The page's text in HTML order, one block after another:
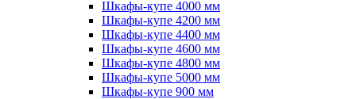
Шкафы-купе 4000 мм
Шкафы-купе 4200 мм
Шкафы-купе 4400 мм
Шкафы-купе 4600 мм
Шкафы-купе 4800 мм
Шкафы-купе 5000 мм
Шкафы-купе 900 мм